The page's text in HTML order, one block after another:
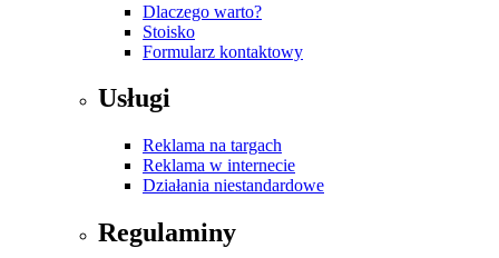
Dlaczego warto?
Stoisko
Formularz kontaktowy
Usługi
Reklama na targach
Reklama w internecie
Działania niestandardowe
Regulaminy